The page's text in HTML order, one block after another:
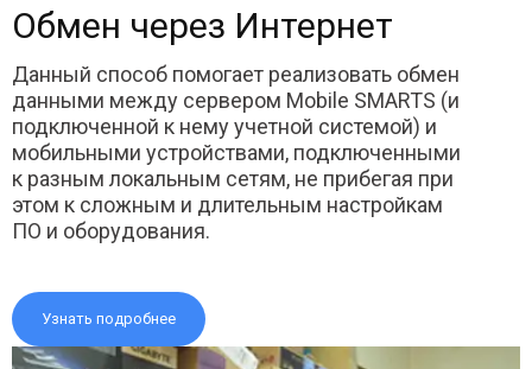
Обмен через Интернет
Данный способ помогает реализовать обмен
данными между сервером Mobile SMARTS (и
подключенной к нему учетной системой) и
мобильными устройствами, подключенными
к разным локальным сетям, не прибегая при
этом к сложным и длительным настройкам
ПО и оборудования.
Узнать подробнее